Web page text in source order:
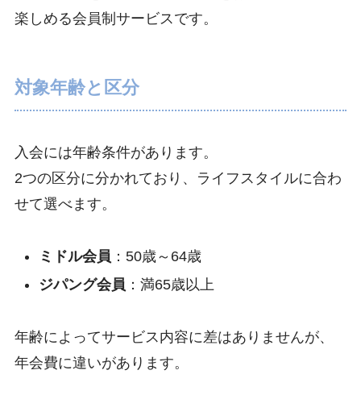
楽しめる会員制サービスです。
対象年齢と区分
入会には年齢条件があります。
2つの区分に分かれており、ライフスタイルに合わ
せて選べます。
ミドル会員 ：50歳～64歳
ジパング会員 ：満65歳以上
年齢によってサービス内容に差はありませんが、
年会費に違いがあります。